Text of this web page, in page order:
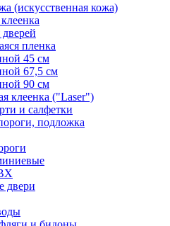
(искусственная кожа)
пленка
45 см
67,5 см
90 см
клеенка ("Laser")
и салфетки
подложка
двери